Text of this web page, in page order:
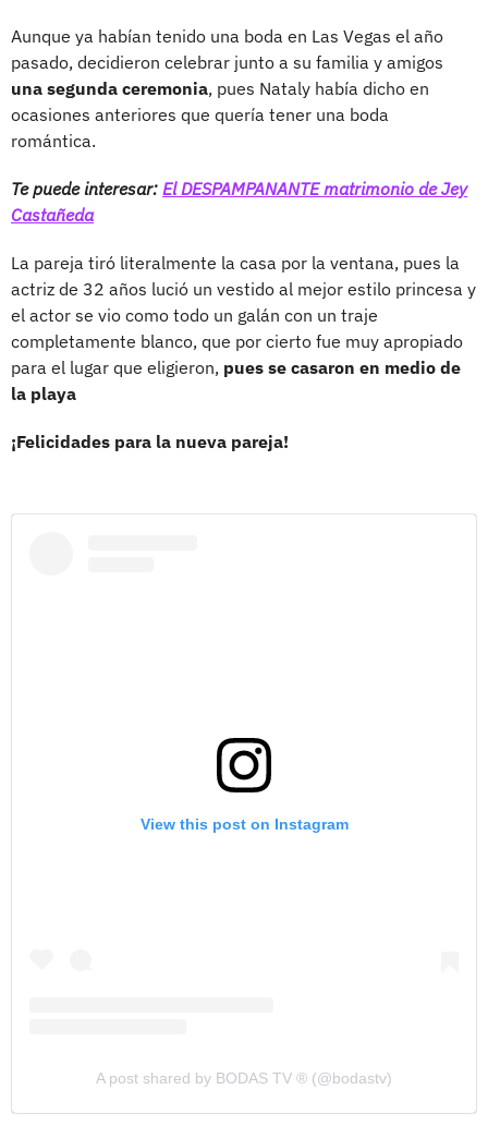
Aunque ya habían tenido una boda en Las Vegas el año
pasado, decidieron celebrar junto a su familia y amigos
una segunda ceremonia, pues Nataly había dicho en
ocasiones anteriores que quería tener una boda
romántica.
Te puede interesar: El DESPAMPANANTE matrimonio de Jey
Castañeda
La pareja tiró literalmente la casa por la ventana, pues la
actriz de 32 años lució un vestido al mejor estilo princesa y
el actor se vio como todo un galán con un traje
completamente blanco, que por cierto fue muy apropiado
para el lugar que eligieron, pues se casaron en medio de
la playa
¡Felicidades para la nueva pareja!
View this post on Instagram
A post shared by BODAS TV ® (@bodastv)